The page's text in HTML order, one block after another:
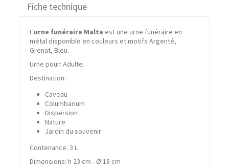
Fiche technique
L'urne funéraire Malte est une urne funéraire en
métal disponible en couleurs et motifs Argenté,
Grenat, Bleu.
Urne pour: Adulte.
Destination:
Caveau
Columbarium
Dispersion
Nature
Jardin du souvenir
Contenance: 3 L
Dimensions: h 23 cm - Ø 18 cm